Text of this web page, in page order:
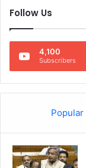
Follow Us
4,100
Subscribers
Popular